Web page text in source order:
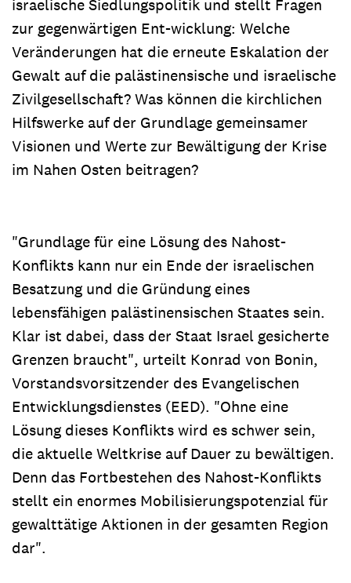
israelische Siedlungspolitik und stellt Fragen
zur gegenwärtigen Ent-wicklung: Welche
Veränderungen hat die erneute Eskalation der
Gewalt auf die palästinensische und israelische
Zivilgesellschaft? Was können die kirchlichen
Hilfswerke auf der Grundlage gemeinsamer
Visionen und Werte zur Bewältigung der Krise
im Nahen Osten beitragen?
"Grundlage für eine Lösung des Nahost-
Konflikts kann nur ein Ende der israelischen
Besatzung und die Gründung eines
lebensfähigen palästinensischen Staates sein.
Klar ist dabei, dass der Staat Israel gesicherte
Grenzen braucht", urteilt Konrad von Bonin,
Vorstandsvorsitzender des Evangelischen
Entwicklungsdienstes (EED). "Ohne eine
Lösung dieses Konflikts wird es schwer sein,
die aktuelle Weltkrise auf Dauer zu bewältigen.
Denn das Fortbestehen des Nahost-Konflikts
stellt ein enormes Mobilisierungspotenzial für
gewalttätige Aktionen in der gesamten Region
dar".